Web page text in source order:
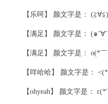
【乐呵】 颜文字是： (≧∀≦)
【满足】 颜文字是： (๑
【满足】 颜文字是： o(*
【咩哈哈】 颜文字是：
【ohyeah】 颜文字是：